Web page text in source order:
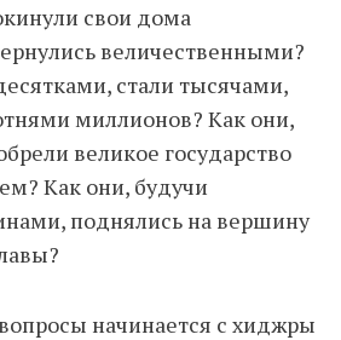
свои дома
величественными?
стали тысячами,
миллионов? Как они,
великое государство
Как они, будучи
поднялись на вершину
начинается с хиджры